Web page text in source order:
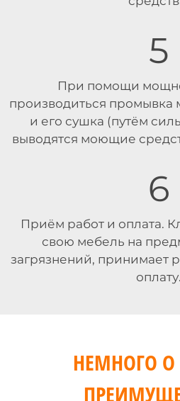
5
При помощи
производиться промывка
и его сушка (путём
выводятся моющие
6
Приём работ и оплата.
свою мебель на
загрязнений, принимает
оплату.
НЕМНОГО